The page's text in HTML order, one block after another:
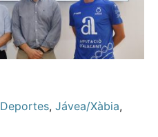
Deportes, Jávea/Xàbia,